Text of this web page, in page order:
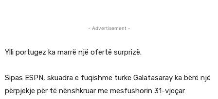
- Advertisement -
Ylli portugez ka marrë një ofertë surprizë.
Sipas ESPN, skuadra e fuqishme turke Galatasaray ka bërë një
përpjekje për të nënshkruar me mesfushorin 31-vjeçar